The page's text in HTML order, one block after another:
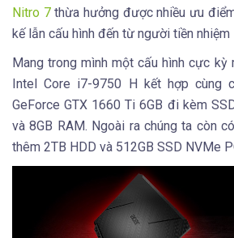
Nitro 7thừa hưởng được nhiều ưu
kế lẫn cấu hình đến từ người tiền nhiệm
Mang trong mình một cấu hình cực
Intel Core i7-9750 H kết hợp cùng
GeForce GTX 1660 Ti 6GB đi kèm
và 8GB RAM. Ngoài ra chúng ta còn
thêm 2TB HDD và 512GB SSD NVMe